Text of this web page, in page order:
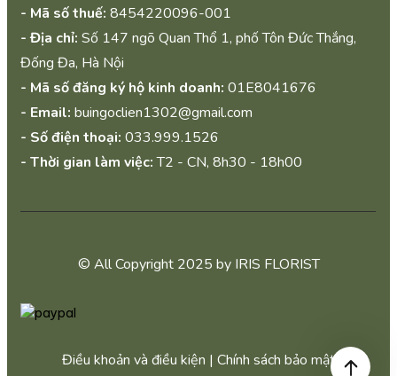
- Mã số thuế: 8454220096-001
- Địa chỉ: Số 147 ngõ Quan Thổ 1, phố Tôn Đức Thắng,
Đống Đa, Hà Nội
- Mã số đăng ký hộ kinh doanh: 01E8041676
- Email: buingoclien1302@gmail.com
- Số điện thoại: 033.999.1526
- Thời gian làm việc:T2 - CN, 8h30 - 18h00
© All Copyright 2025 by IRIS FLORIST
Điều khoản và điều kiện | Chính sách bảo mật